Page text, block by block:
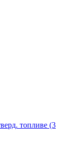
топливе (3